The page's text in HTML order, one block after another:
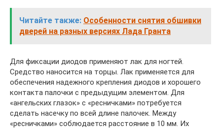
Читайте также: Особенности снятия обшивки
дверей на разных версиях Лада Гранта
Для фиксации диодов применяют лак для ногтей.
Средство наносится на торцы. Лак применяется для
обеспечения надежного крепления диодов и хорошего
контакта палочки с предыдущим элементом. Для
«ангельских глазок» с «ресничками» потребуется
сделать насечку по всей длине палочек. Между
«ресничками» соблюдается расстояние в 10 мм. Их